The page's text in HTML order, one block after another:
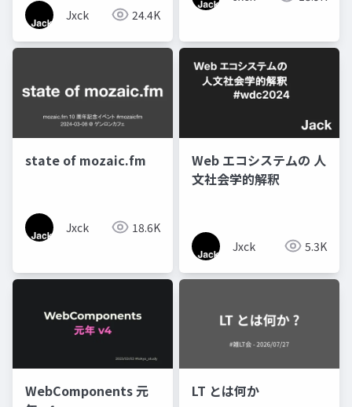
Jxck 24.4K
state of mozaic.fm
Jxck 18.6K
Web エコシステムの 人
文社会学的解釈
Jxck 5.3K
WebComponents 元
LT とは何か